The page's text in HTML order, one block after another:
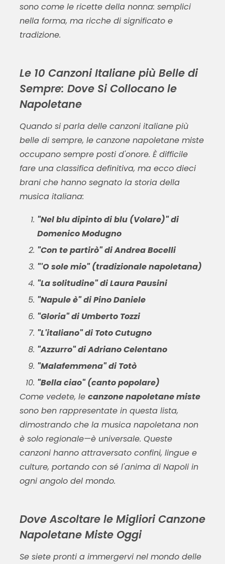
sono come le ricette della nonna: semplici
nella forma, ma ricche di significato e
tradizione.
Le 10 Canzoni Italiane più Belle di
Sempre: Dove Si Collocano le
Napoletane
Quando si parla delle canzoni italiane più
belle di sempre, le canzone napoletane miste
occupano sempre posti d'onore. È difficile
fare una classifica definitiva, ma ecco dieci
brani che hanno segnato la storia della
musica italiana:
"Nel blu dipinto di blu (Volare)" di
Domenico Modugno
"Con te partirò" di Andrea Bocelli
"'O sole mio" (tradizionale napoletana)
"La solitudine" di Laura Pausini
"Napule è" di Pino Daniele
"Gloria" di Umberto Tozzi
"L'italiano" di Toto Cutugno
"Azzurro" di Adriano Celentano
"Malafemmena" di Totò
"Bella ciao" (canto popolare)
Come vedete, le canzone napoletane miste
sono ben rappresentate in questa lista,
dimostrando che la musica napoletana non
è solo regionale—è universale. Queste
canzoni hanno attraversato confini, lingue e
culture, portando con sé l'anima di Napoli in
ogni angolo del mondo.
Dove Ascoltare le Migliori Canzone
Napoletane Miste Oggi
Se siete pronti a immergervi nel mondo delle